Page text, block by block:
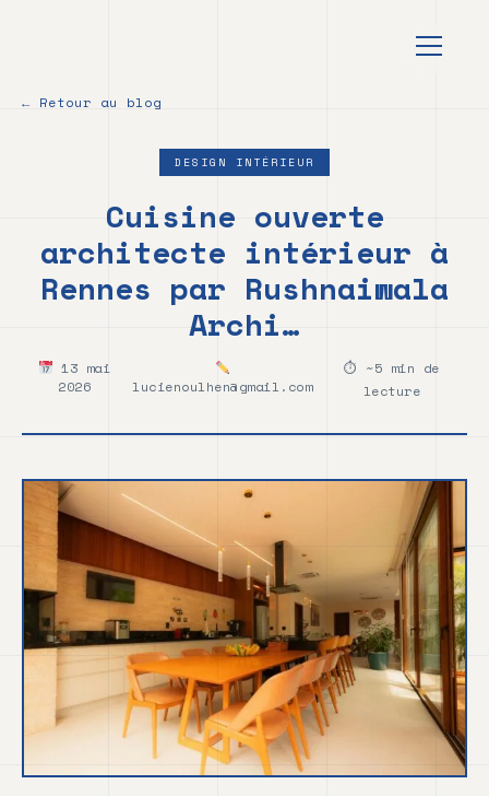
← Retour au blog
DESIGN INTÉRIEUR
Cuisine ouverte
architecte intérieur à
Rennes par Rushnaiwala
Archi…
13 mai
2026
lucienoulhen@gmail.com
⏱ ~5 min de
lecture